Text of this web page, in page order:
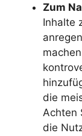
Zum
Inhalte
die
Achten
die